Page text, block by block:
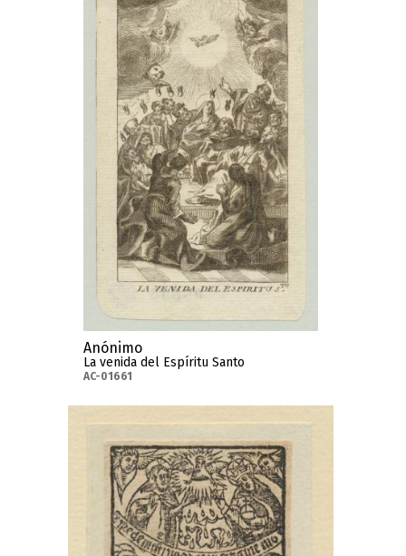
Anónimo
La venida del Espíritu Santo
AC-01661